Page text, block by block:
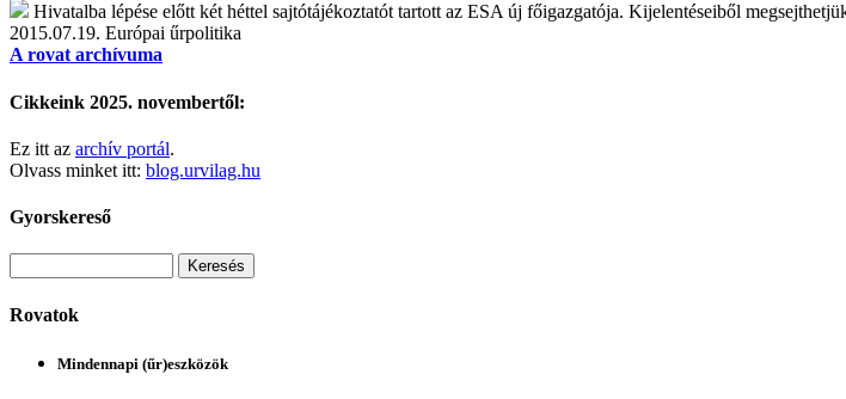
Hivatalba lépése előtt két héttel sajtótájékoztatót tartott az ESA új főigazgatója. Kijelentéseiből
2015.07.19. Európai űrpolitika
A rovat archívuma
Cikkeink 2025. novembertől:
Ez itt az archív portál.
Olvass minket itt: blog.urvilag.hu
Gyorskereső
Rovatok
Mindennapi (űr)eszközök